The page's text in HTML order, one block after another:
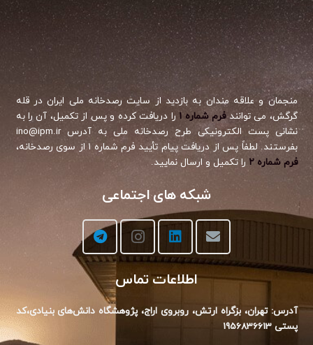
منجمان و علاقه مندان به بازدید از سایت رصدخانه ملی ایران در قله
گرگش، می توانندفرم شماره ۱
را دریافت کرده و پس از تکمیل، آن را به
نشانی پست الکترونیکی طرح رصدخانه ملی به آدرس ino@ipm.ir
بفرستند. لطفاً پس از دریافت پیام تأیید فرم شماره ۱ از سوی رصدخانه،
فرم شماره ۲
را تکمیل و ارسال نمایید.
شبکه های اجتماعی
اطلاعات تماس
آدرس: تهران، بزگراه ارتش، روبروی اراج،‌ پژوهشگاه دانش‌های بنیادی،‌کد
پستی 1956836613